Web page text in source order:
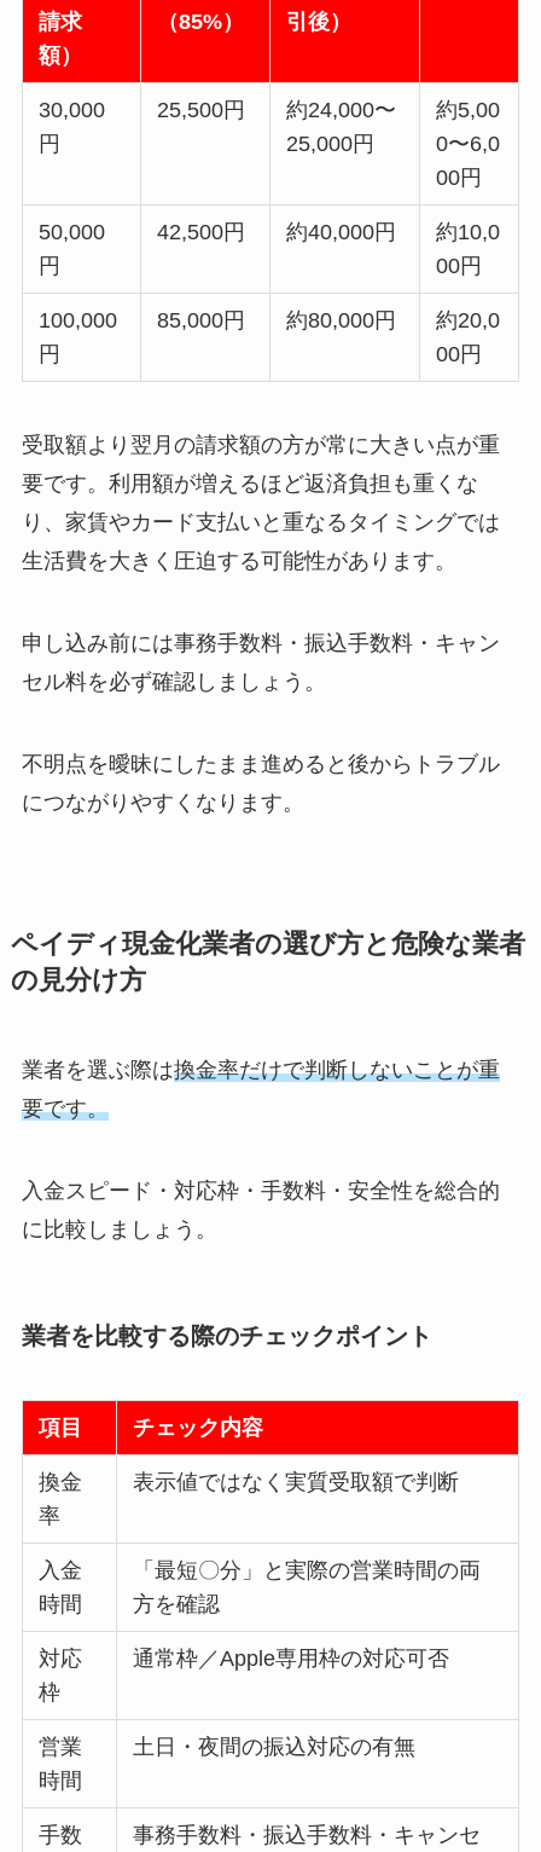
請求
額）
（85%）
引後）
30,000
円
25,500円
約24,000〜
25,000円
約5,00
0〜6,0
00円
50,000
円
42,500円 約40,000円
約10,0
00円
100,000
円
85,000円 約80,000円
約20,0
00円
受取額より翌月の請求額の方が常に大きい点が重
要です。利用額が増えるほど返済負担も重くな
り、家賃やカード支払いと重なるタイミングでは
生活費を大きく圧迫する可能性があります。
申し込み前には事務手数料・振込手数料・キャン
セル料を必ず確認しましょう。
不明点を曖昧にしたまま進めると後からトラブル
につながりやすくなります。
ペイディ現金化業者の選び方と危険な業者
の見分け方
業者を選ぶ際は換金率だけで判断しないことが重
要です。
入金スピード・対応枠・手数料・安全性を総合的
に比較しましょう。
業者を比較する際のチェックポイント
項目 チェック内容
換金
率
表示値ではなく実質受取額で判断
入金
時間
「最短〇分」と実際の営業時間の両
方を確認
対応
枠
通常枠／Apple専用枠の対応可否
営業
時間
土日・夜間の振込対応の有無
手数
事務手数料・振込手数料・キャンセ